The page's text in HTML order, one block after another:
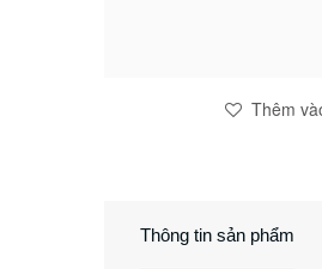
Thêm
Thông tin sản phẩm